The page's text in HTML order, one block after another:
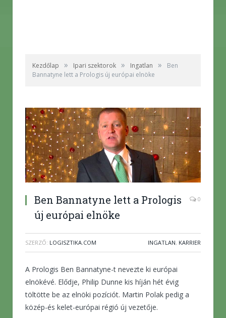
Kezdőlap » Ipari szektorok » Ingatlan »
Ben
Bannatyne lett a Prologis új európai elnöke
Ben Bannatyne lett a Prologis
új európai elnöke
0
SZERZŐ: LOGISZTIKA.COM INGATLAN, KARRIER
A Prologis Ben Bannatyne-t nevezte ki európai
elnökévé. Elődje, Philip Dunne kis híján hét évig
töltötte be az elnöki pozíciót. Martin Polak pedig a
közép-és kelet-európai régió új vezetője.